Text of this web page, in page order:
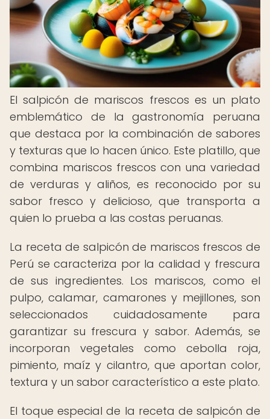
El salpicón de mariscos frescos es un plato
emblemático de la gastronomía peruana
que destaca por la combinación de sabores
y texturas que lo hacen único. Este platillo, que
combina mariscos frescos con una variedad
de verduras y aliños, es reconocido por su
sabor fresco y delicioso, que transporta a
quien lo prueba a las costas peruanas.
La receta de salpicón de mariscos frescos de
Perú se caracteriza por la calidad y frescura
de sus ingredientes. Los mariscos, como el
pulpo, calamar, camarones y mejillones, son
seleccionados cuidadosamente para
garantizar su frescura y sabor. Además, se
incorporan vegetales como cebolla roja,
pimiento, maíz y cilantro, que aportan color,
textura y un sabor característico a este plato.
El toque especial de la receta de salpicón de